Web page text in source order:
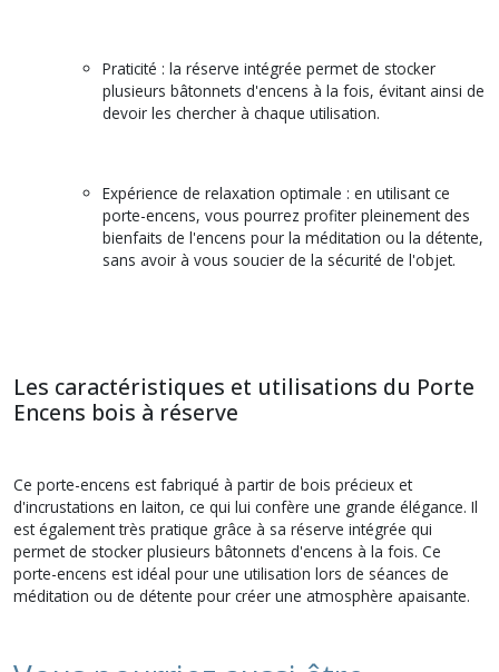
Praticité : la réserve intégrée permet de stocker
plusieurs bâtonnets d'encens à la fois, évitant ainsi de
devoir les chercher à chaque utilisation.
Expérience de relaxation optimale : en utilisant ce
porte-encens, vous pourrez profiter pleinement des
bienfaits de l'encens pour la méditation ou la détente,
sans avoir à vous soucier de la sécurité de l'objet.
Les caractéristiques et utilisations du Porte
Encens bois à réserve
Ce porte-encens est fabriqué à partir de bois précieux et
d'incrustations en laiton, ce qui lui confère une grande élégance. Il
est également très pratique grâce à sa réserve intégrée qui
permet de stocker plusieurs bâtonnets d'encens à la fois. Ce
porte-encens est idéal pour une utilisation lors de séances de
méditation ou de détente pour créer une atmosphère apaisante.